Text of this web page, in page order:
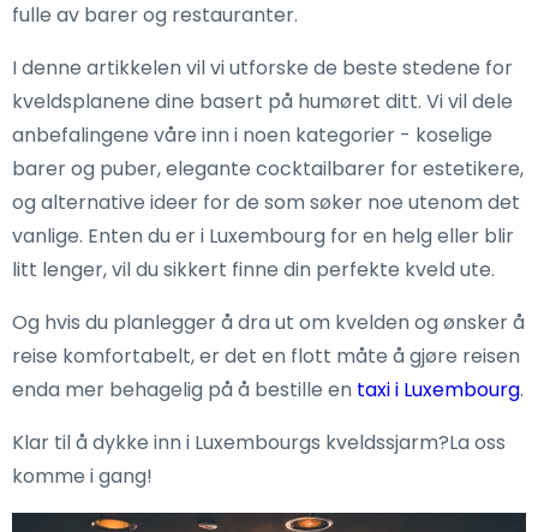
fulle av barer og restauranter.
I denne artikkelen vil vi utforske de beste stedene for
kveldsplanene dine basert på humøret ditt. Vi vil dele
anbefalingene våre inn i noen kategorier - koselige
barer og puber, elegante cocktailbarer for estetikere,
og alternative ideer for de som søker noe utenom det
vanlige. Enten du er i Luxembourg for en helg eller blir
litt lenger, vil du sikkert finne din perfekte kveld ute.
Og hvis du planlegger å dra ut om kvelden og ønsker å
reise komfortabelt, er det en flott måte å gjøre reisen
enda mer behagelig på å bestille en taxi i Luxembourg.
Klar til å dykke inn i Luxembourgs kveldssjarm?La oss
komme i gang!